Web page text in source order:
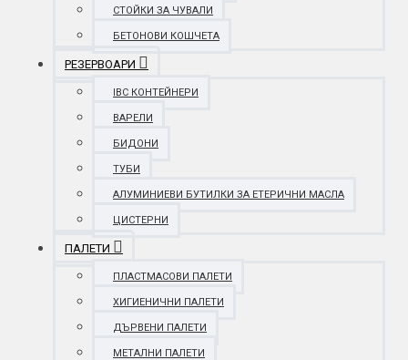
СТОЙКИ ЗА ЧУВАЛИ
БЕТОНОВИ КОШЧЕТА
РЕЗЕРВОАРИ
IBC КОНТЕЙНЕРИ
ВАРЕЛИ
БИДОНИ
ТУБИ
АЛУМИНИЕВИ БУТИЛКИ ЗА ЕТЕРИЧНИ МАСЛА
ЦИСТЕРНИ
ПАЛЕТИ
ПЛАСТМАСОВИ ПАЛЕТИ
ХИГИЕНИЧНИ ПАЛЕТИ
ДЪРВЕНИ ПАЛЕТИ
МЕТАЛНИ ПАЛЕТИ